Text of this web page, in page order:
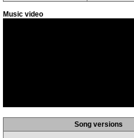
Music video
Song versions